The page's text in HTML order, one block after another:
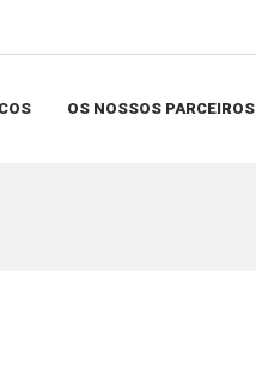
OS NOSSOS PARCEIROS